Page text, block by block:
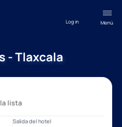
Menú
Log in
- Tlaxcala